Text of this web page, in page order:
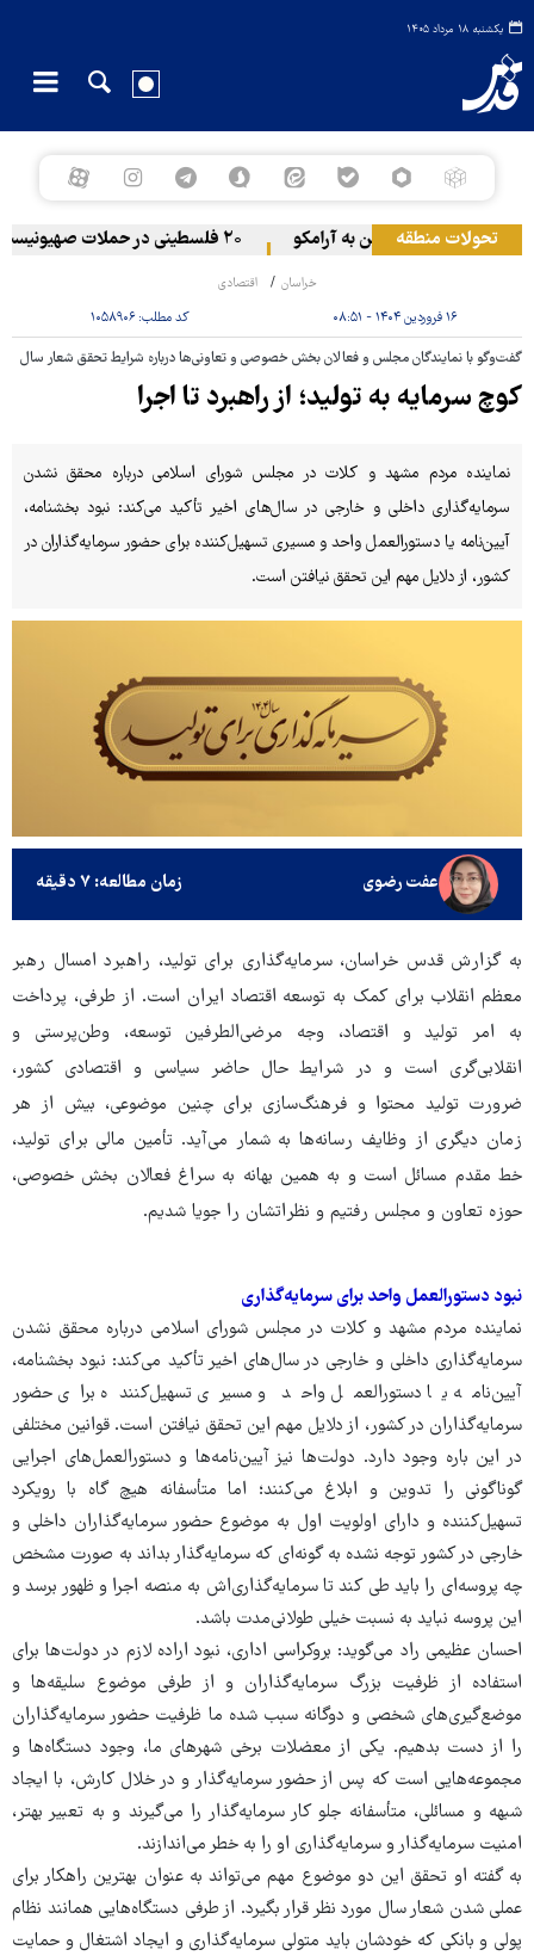
یکشنبه ۱۸ مرداد ۱۴۰۵
تحولات منطقه
حمله یمن به آرامکو
خراسان اقتصادی
۱۶ فروردین ۱۴۰۴ - ۰۸:۵۱ کد مطلب:۱۰۵۸۹۰۶
گفت‌وگو با نمایندگان مجلس و فعالان بخش خصوصی و تعاونی‌ها درباره شرایط تحقق شعار سال
کوچ سرمایه به تولید؛ از راهبرد تا اجرا
نماینده مردم مشهد و کلات در مجلس شورای اسلامی درباره محقق نشدن
سرمایه‌گذاری داخلی و خارجی در سال‌های اخیر تأکید می‌کند: نبود بخشنامه،
آیین‌نامه یا دستورالعمل واحد و مسیری تسهیل‌کننده برای حضور سرمایه‌گذاران در
کشور، از دلایل مهم این تحقق نیافتن است.
عفت رضوی زمان مطالعه: ۷ دقیقه
به گزارش قدس خراسان، سرمایه‌گذاری برای تولید، راهبرد امسال رهبر
معظم انقلاب برای کمک به توسعه اقتصاد ایران است. از طرفی، پرداخت
به امر تولید و اقتصاد، وجه مرضی‌الطرفین توسعه، وطن‌پرستی و
انقلابی‌گری است و در شرایط حال حاضر سیاسی و اقتصادی کشور،
ضرورت تولید محتوا و فرهنگ‌سازی برای چنین موضوعی، بیش از هر
زمان دیگری از وظایف رسانه‌ها به شمار می‌آید. تأمین مالی برای تولید،
خط مقدم مسائل است و به همین بهانه به سراغ فعالان بخش خصوصی،
حوزه تعاون و مجلس رفتیم و نظراتشان را جویا شدیم.
نبود دستورالعمل واحد برای سرمایه‌گذاری
نماینده مردم مشهد و کلات در مجلس شورای اسلامی درباره محقق نشدن
سرمایه‌گذاری داخلی و خارجی در سال‌های اخیر تأکید می‌کند: نبود بخشنامه،
آیین‌نامه یا دستورالعمل واحد و مسیری تسهیل‌کننده برای حضور
سرمایه‌گذاران در کشور، از دلایل مهم این تحقق نیافتن است. قوانین مختلفی
در این باره وجود دارد. دولت‌ها نیز آیین‌نامه‌ها و دستورالعمل‌های اجرایی
گوناگونی را تدوین و ابلاغ می‌کنند؛ اما متأسفانه هیچ گاه با رویکرد
تسهیل‌کننده و دارای اولویت اول به موضوع حضور سرمایه‌گذاران داخلی و
خارجی در کشور توجه نشده به گونه‌ای که سرمایه‌گذار بداند به صورت مشخص
چه پروسه‌ای را باید طی کند تا سرمایه‌گذاری‌اش به منصه اجرا و ظهور برسد و
این پروسه نباید به نسبت خیلی طولانی‌مدت باشد.
احسان عظیمی راد می‌گوید: بروکراسی اداری، نبود اراده لازم در دولت‌ها برای
استفاده از ظرفیت بزرگ سرمایه‌گذاران و از طرفی موضوع سلیقه‌ها و
موضع‌گیری‌های شخصی و دوگانه سبب شده ما ظرفیت حضور سرمایه‌گذاران
را از دست بدهیم. یکی از معضلات برخی شهرهای ما، وجود دستگاه‌ها و
مجموعه‌هایی است که پس از حضور سرمایه‌گذار و در خلال کارش، با ایجاد
شبهه و مسائلی، متأسفانه جلو کار سرمایه‌گذار را می‌گیرند و به تعبیر بهتر،
امنیت سرمایه‌گذار و سرمایه‌گذاری او را به خطر می‌اندازند.
به گفته او تحقق این دو موضوع مهم می‌تواند به عنوان بهترین راهکار برای
عملی شدن شعار سال مورد نظر قرار بگیرد. از طرفی دستگاه‌هایی همانند نظام
پولی و بانکی که خودشان باید متولی سرمایه‌گذاری و ایجاد اشتغال و حمایت